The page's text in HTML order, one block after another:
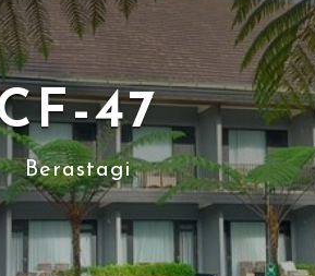
47
Berastagi